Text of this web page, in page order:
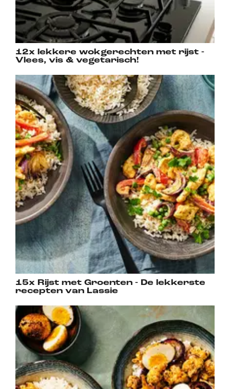
12x lekkere wokgerechten met rijst -
Vlees, vis & vegetarisch!
15x Rijst met Groenten - De lekkerste
recepten van Lassie